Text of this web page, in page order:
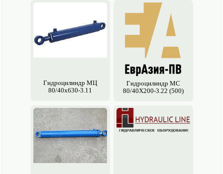
Гидроцилиндр МЦ
80/40х630-3.11
Гидроцилиндр МС
80/40Х200-3.22 (500)